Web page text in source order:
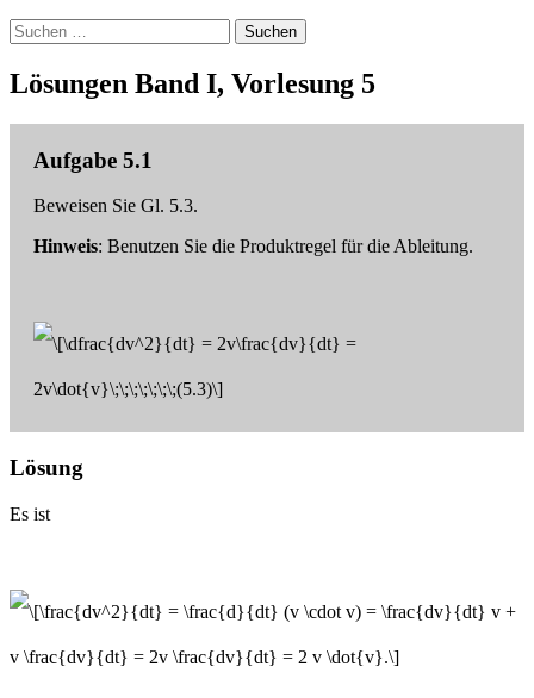
Suchen
nach:
Lösungen Band I, Vorlesung 5
Aufgabe 5.1
Beweisen Sie Gl. 5.3.
Hinweis: Benutzen Sie die Produktregel für die Ableitung.
Lösung
Es ist